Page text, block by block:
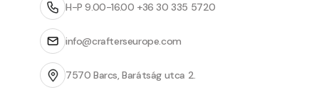
H-P 9.00-16.00 +36 30 335 5720
info@crafterseurope.com
7570 Barcs, Barátság utca 2.